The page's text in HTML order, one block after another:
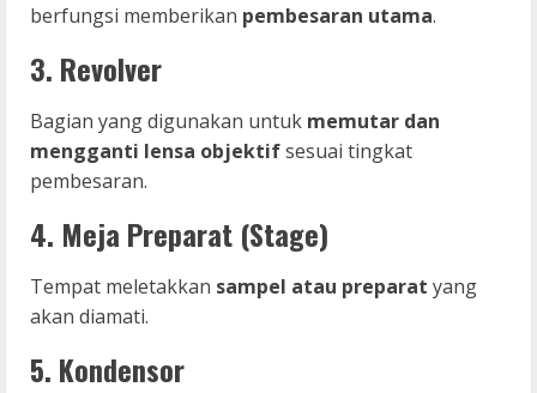
berfungsi memberikan pembesaran utama.
3. Revolver
Bagian yang digunakan untuk memutar dan
mengganti lensa objektifsesuai tingkat
pembesaran.
4. Meja Preparat (Stage)
Tempat meletakkan sampel atau preparat yang
akan diamati.
5. Kondensor